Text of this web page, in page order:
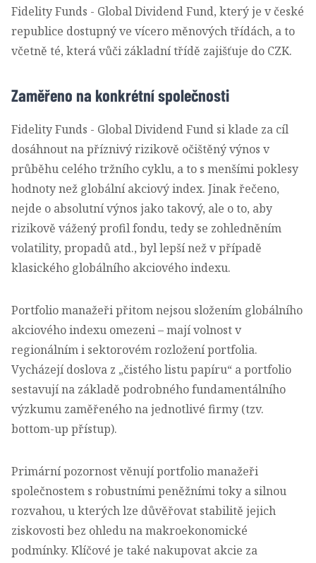
Fidelity Funds - Global Dividend Fund, který je v české
republice dostupný ve vícero měnových třídách, a to
včetně té, která vůči základní třídě zajišťuje do CZK.
Zaměřeno na konkrétní společnosti
Fidelity Funds - Global Dividend Fund si klade za cíl
dosáhnout na příznivý rizikově očištěný výnos v
průběhu celého tržního cyklu, a to s menšími poklesy
hodnoty než globální akciový index. Jinak řečeno,
nejde o absolutní výnos jako takový, ale o to, aby
rizikově vážený profil fondu, tedy se zohledněním
volatility, propadů atd., byl lepší než v případě
klasického globálního akciového indexu.
Portfolio manažeři přitom nejsou složením globálního
akciového indexu omezeni – mají volnost v
regionálním i sektorovém rozložení portfolia.
Vycházejí doslova z „čistého listu papíru“ a portfolio
sestavují na základě podrobného fundamentálního
výzkumu zaměřeného na jednotlivé firmy (tzv.
bottom-up přístup).
Primární pozornost věnují portfolio manažeři
společnostem s robustními peněžními toky a silnou
rozvahou, u kterých lze důvěřovat stabilitě jejich
ziskovosti bez ohledu na makroekonomické
podmínky. Klíčové je také nakupovat akcie za